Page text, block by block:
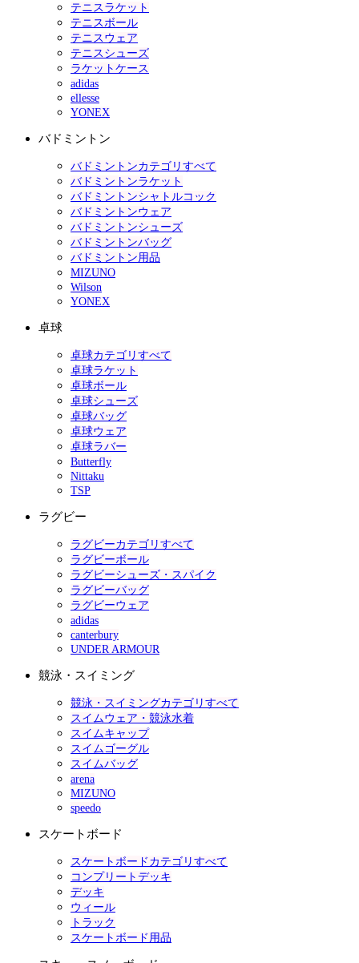
テニスラケット
テニスボール
テニスウェア
テニスシューズ
ラケットケース
adidas
ellesse
YONEX
バドミントン
バドミントンカテゴリすべて
バドミントンラケット
バドミントンシャトルコック
バドミントンウェア
バドミントンシューズ
バドミントンバッグ
バドミントン用品
MIZUNO
Wilson
YONEX
卓球
卓球カテゴリすべて
卓球ラケット
卓球ボール
卓球シューズ
卓球バッグ
卓球ウェア
卓球ラバー
Butterfly
Nittaku
TSP
ラグビー
ラグビーカテゴリすべて
ラグビーボール
ラグビーシューズ・スパイク
ラグビーバッグ
ラグビーウェア
adidas
canterbury
UNDER ARMOUR
競泳・スイミング
競泳・スイミングカテゴリすべて
スイムウェア・競泳水着
スイムキャップ
スイムゴーグル
スイムバッグ
arena
MIZUNO
speedo
スケートボード
スケートボードカテゴリすべて
コンプリートデッキ
デッキ
ウィール
トラック
スケートボード用品